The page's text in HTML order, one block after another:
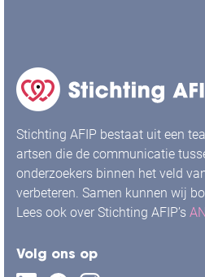
Stichting AFIP bestaat uit een
artsen die de communicatie
onderzoekers binnen het veld
verbeteren. Samen kunnen wij
Lees ook over Stichting AFIP’s
Volg ons op